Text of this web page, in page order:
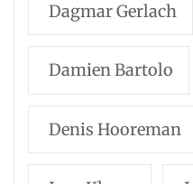
Dagmar Gerlach
Damien Bartolo
Denis Hooreman